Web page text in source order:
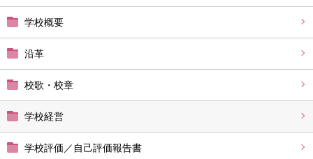
学校概要
沿革
校歌・校章
学校経営
学校評価／自己評価報告書